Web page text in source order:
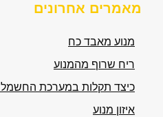
מאמרים אחרונים
מנוע מאבד כח
ריח שרוף מהמנוע
כיצד תקלות במערכת החשמל
איזון מנוע